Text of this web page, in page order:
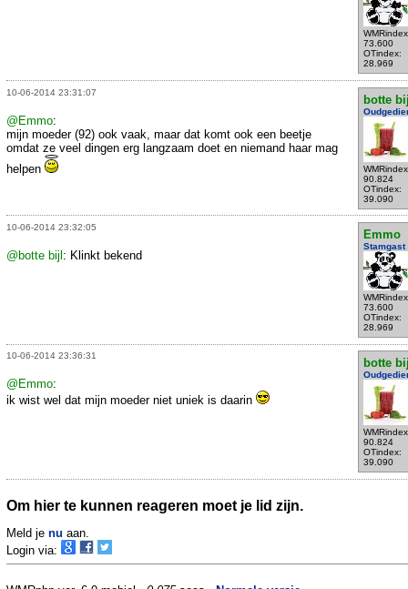
73.600
OTindex:
28.969
10-06-2014 23:31:07
botte
90.824
OTindex:
39.090
@Emmo:
mijn moeder (92) ook vaak, maar dat komt ook een beetje
omdat ze veel dingen erg langzaam doet en niemand haar mag
helpen
10-06-2014 23:32:05
Emmo
Stamgast
73.600
OTindex:
28.969
@botte bijl : Klinkt bekend
10-06-2014 23:36:31
botte
90.824
OTindex:
39.090
@Emmo:
ik wist wel dat mijn moeder niet uniek is daarin
Om hier te kunnen reageren moet je lid zijn.
Meld je nu aan.
Login via: